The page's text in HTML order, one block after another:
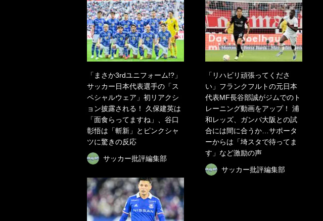
「まさか3rdユニフォーム!?」
サッカー日本代表選手の「ス
ペシャルウェア」初リアクシ
ョン披露される！ 久保建英は
「面食らってますね」、谷口
彰悟は「斬新」とピンクシャ
ツに驚きの反応
サッカー批評編集部
「リハビリ頑張ってくださ
い」フランクフルトの元日本
代表MF長谷部誠がジムでのト
レーニング動画をアップ！ 浦
和レッズ、ガンバ大阪との試
合には間に合うか…サポータ
ーからは「埼スタで待ってま
す」など激励の声
サッカー批評編集部